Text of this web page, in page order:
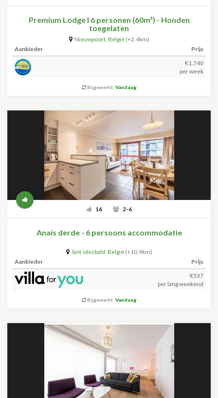
Premium Lodge I 6 personen (60m²) - Honden
toegelaten
Nieuwpoort, België (+2.4km)
Aanbieder
Prijs
€1.740
per week
Bijgewerkt: Vandaag
16 2-6
Anais derde - 6 persoons accommodatie
Sint-idesbald, België (+10.9km)
Aanbieder
Prijs
€537
per lang weekend
Bijgewerkt: Vandaag